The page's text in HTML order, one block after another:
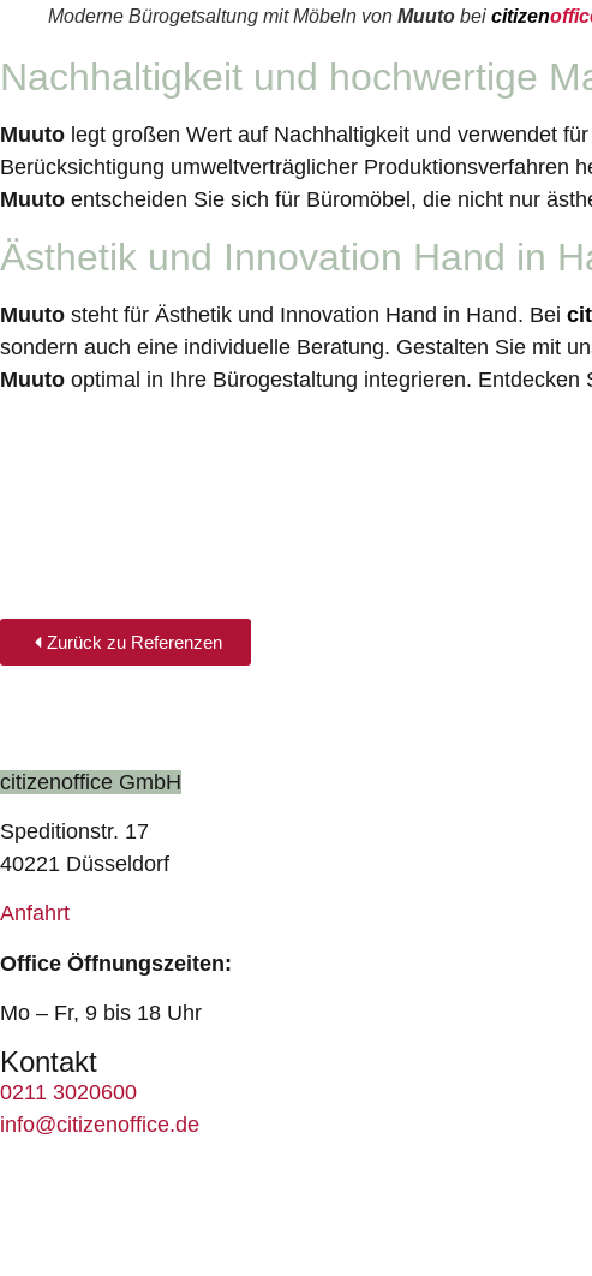
Büroküchen
Konferenzraum
Lounge
Bürokonzepte
Moderne Bürogetsaltung mit Möbeln von Muuto bei citizen
Nachhaltigkeit und hochwertige
Muuto legt großen Wert auf Nachhaltigkeit und verwendet
Berücksichtigung umweltverträglicher Produktionsverfahren
Muuto entscheiden Sie sich für Büromöbel, die nicht nur
Ästhetik und Innovation Hand in
Muuto steht für Ästhetik und Innovation Hand in Hand. Bei
sondern auch eine individuelle Beratung. Gestalten Sie mit
Muuto optimal in Ihre Bürogestaltung integrieren. Entdecken
Zurück zu Referenzen
citizenoffice GmbH
Speditionstr. 17
40221 Düsseldorf
Anfahrt
Office Öffnungszeiten:
Mo – Fr, 9 bis 18 Uhr
Kontakt
0211 3020600
info@citizenoffice.de